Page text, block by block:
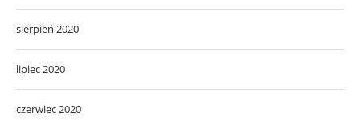
sierpień 2020
lipiec 2020
czerwiec 2020